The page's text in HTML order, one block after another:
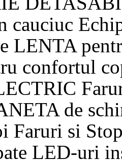
LENTA
confortul
de
Faruri si
LED-uri